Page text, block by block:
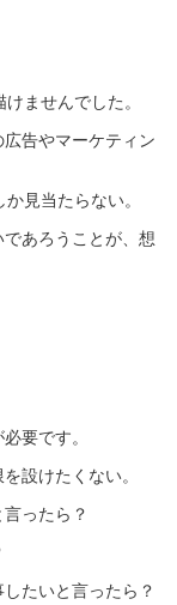
ませんでした。
告やマーケティン
見当たらない。
あろうことが、想
要です。
設けたくない。
ったら？
たいと言ったら？